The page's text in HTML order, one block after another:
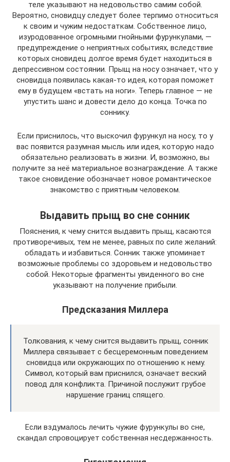
теле указывают на недовольство самим собой.
Вероятно, сновидцу следует более терпимо относиться
к своим и чужим недостаткам. Собственное лицо,
изуродованное огромными гнойными фурункулами, —
предупреждение о неприятных событиях, вследствие
которых сновидец долгое время будет находиться в
депрессивном состоянии. Прыщ на носу означает, что у
сновидца появилась какая-то идея, которая поможет
ему в будущем «встать на ноги». Теперь главное — не
упустить шанс и довести дело до конца. Точка по
соннику.
Если приснилось, что выскочил фурункул на носу, то у
вас появится разумная мысль или идея, которую надо
обязательно реализовать в жизни. И, возможно, вы
получите за неё материальное вознаграждение. А также
такое сновидение обозначает новое романтическое
знакомство с приятным человеком.
Выдавить прыщ во сне сонник
Пояснения, к чему снится выдавить прыщ, касаются
противоречивых, тем не менее, равных по силе желаний:
обладать и избавиться. Сонник также упоминает
возможные проблемы со здоровьем и недовольство
собой. Некоторые фрагменты увиденного во сне
указывают на получение прибыли.
Предсказания Миллера
Толкования, к чему снится выдавить прыщ, сонник
Миллера связывает с бесцеремонным поведением
сновидца или окружающих по отношению к нему.
Символ, который вам приснился, означает веский
повод для конфликта. Причиной послужит грубое
нарушение границ спящего.
Если вздумалось лечить чужие фурункулы во сне,
скандал спровоцирует собственная несдержанность.